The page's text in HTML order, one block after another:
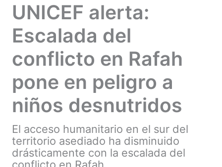
UNICEF alerta:
Escalada del
conflicto en Rafah
pone en peligro a
niños desnutridos
El acceso humanitario en el sur del
territorio asediado ha disminuido
drásticamente con la escalada del